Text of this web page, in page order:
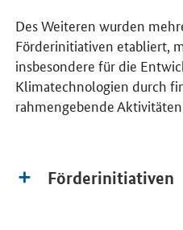
Des Weiteren wurden
Förderinitiativen etabliert,
insbesondere für die
Klimatechnologien durch
rahmengebende
Förderinitiativen